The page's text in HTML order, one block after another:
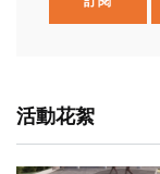
活動花絮